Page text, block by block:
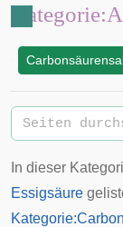
Kategorie:
In dieser
Essigsäure